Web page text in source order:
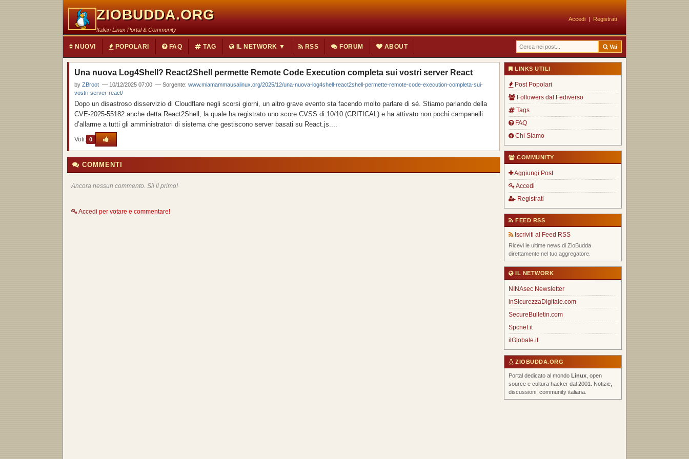
ZIOBUDDA.ORG
Italian Linux Portal & Community
Accedi | Registrati
NUOVI POPOLARI FAQ TAG IL NETWORK ▼ RSS FORUM ABOUT Vai
Una nuova Log4Shell? React2Shell permette Remote Code Execution completa sui vostri server React
by ZBroot — 10/12/2025 07:00 — Sorgente: www.miamammausalinux.org/2025/12/una-nuova-log4shell-react2shell-permette-remote-code-execution-completa-sui-
vostri-server-react/
Dopo un disastroso disservizio di Cloudflare negli scorsi giorni, un altro grave evento sta facendo molto parlare di sé. Stiamo parlando della
CVE-2025-55182 anche detta React2Shell, la quale ha registrato uno score CVSS di 10/10 (CRITICAL) e ha attivato non pochi campanelli
d’allarme a tutti gli amministratori di sistema che gestiscono server basati su React.js....
Voti: 0
COMMENTI
Ancora nessun commento. Sii il primo!
Accedi per votare e commentare!
LINKS UTILI
Post Popolari
Followers dal Fediverso
Tags
FAQ
Chi Siamo
COMMUNITY
Aggiungi Post
Accedi
Registrati
FEED RSS
Iscriviti al Feed RSS
Ricevi le ultime news di ZioBudda
direttamente nel tuo aggregatore.
IL NETWORK
NINAsec Newsletter
inSicurezzaDigitale.com
SecureBulletin.com
Spcnet.it
ilGlobale.it
ZIOBUDDA.ORG
Portal dedicato al mondo Linux , open
source e cultura hacker dal 2001. Notizie,
discussioni, community italiana.